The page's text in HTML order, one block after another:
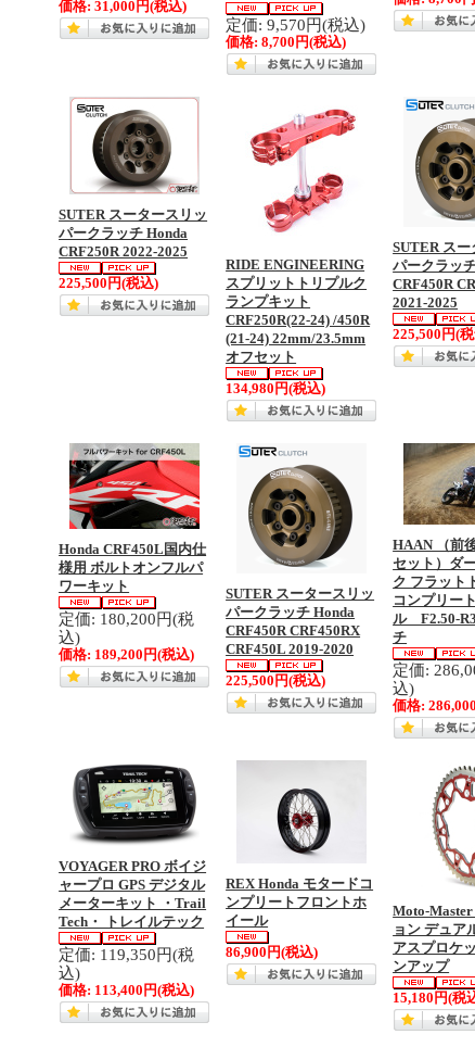
価格:31,000円(税込)
定価: 9,570円(税込)
価格:8,700円(税込)
SUTER スータースリッ
パークラッチ Honda
CRF250R 2022-2025
225,500円(税込)
RIDE ENGINEERING
スプリットトリプルク
ランプキット
CRF250R(22-24) /450R
(21-24) 22mm/23.5mm
オフセット
134,980円(税込)
SUTER スー
パークラッ
CRF450R
2021-2025
225,500円(
Honda CRF450L国内仕
様用 ボルトオンフルパ
ワーキット
定価: 180,200円(税
込)
価格: 189,200円(税込)
SUTER スータースリッ
パークラッチ Honda
CRF450R CRF450RX
CRF450L 2019-2020
225,500円(税込)
HAAN （前
セット）ダ
ク フラット
コンプリー
ル F2.50-
チ
定価:
込)
価格:
VOYAGER PRO ボイジ
ャープロ GPS デジタル
メーターキット ・Trail
Tech・ トレイルテック
定価: 119,350円(税
込)
価格: 113,400円(税込)
REX Honda モタードコ
ンプリートフロントホ
イール
86,900円(税込)
Moto-
ョン デュア
アスプロケ
ンアップ
15,180円(税